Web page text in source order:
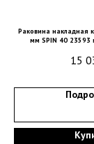
Раковина накладная
мм SPIN 40
15
Санкт-
4-й этаж
Мы